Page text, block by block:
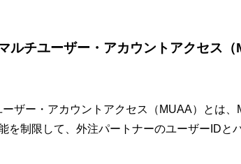
ルチユーザー・アカウントアクセス
ザー・アカウントアクセス（MUAA）とは
制限して、外注パートナーのユーザーIDと